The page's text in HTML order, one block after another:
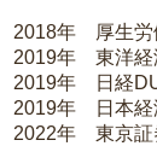
2018年 厚生労
2019年 東洋経
2019年 日経
2019年 日本経
2022年 東京証